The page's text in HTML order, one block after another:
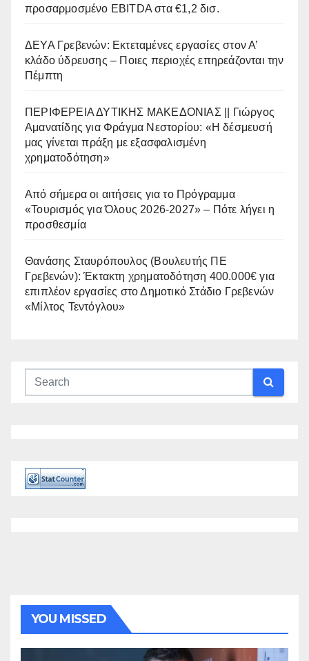
προσαρμοσμένο EBITDA στα €1,2 δισ.
ΔΕΥΑ Γρεβενών: Εκτεταμένες εργασίες στον Α’
κλάδο ύδρευσης – Ποιες περιοχές επηρεάζονται την
Πέμπτη
ΠΕΡΙΦΕΡΕΙΑ ΔΥΤΙΚΗΣ ΜΑΚΕΔΟΝΙΑΣ || Γιώργος
Αμανατίδης για Φράγμα Νεστορίου: «Η δέσμευσή
μας γίνεται πράξη με εξασφαλισμένη
χρηματοδότηση»
Από σήμερα οι αιτήσεις για το Πρόγραμμα
«Τουρισμός για Όλους 2026-2027» – Πότε λήγει η
προσθεσμία
Θανάσης Σταυρόπουλος (Βουλευτής ΠΕ
Γρεβενών): Έκτακτη χρηματοδότηση 400.000€ για
επιπλέον εργασίες στο Δημοτικό Στάδιο Γρεβενών
«Μίλτος Τεντόγλου»
YOU MISSED